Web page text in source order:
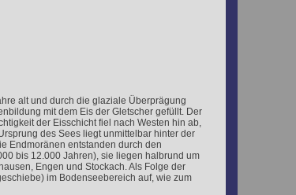
alt und durch die glaziale Überprägung
mit dem Eis der Gletscher gefüllt. Der
der Eisschicht fiel nach Westen hin ab,
des Sees liegt unmittelbar hinter der
Endmoränen entstanden durch den
bis 12.000 Jahren), sie liegen halbrund um
Engen und Stockach. Als Folge der
im Bodenseebereich auf, wie zum